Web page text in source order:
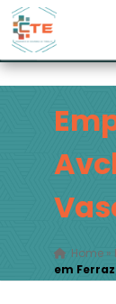
Home»
em